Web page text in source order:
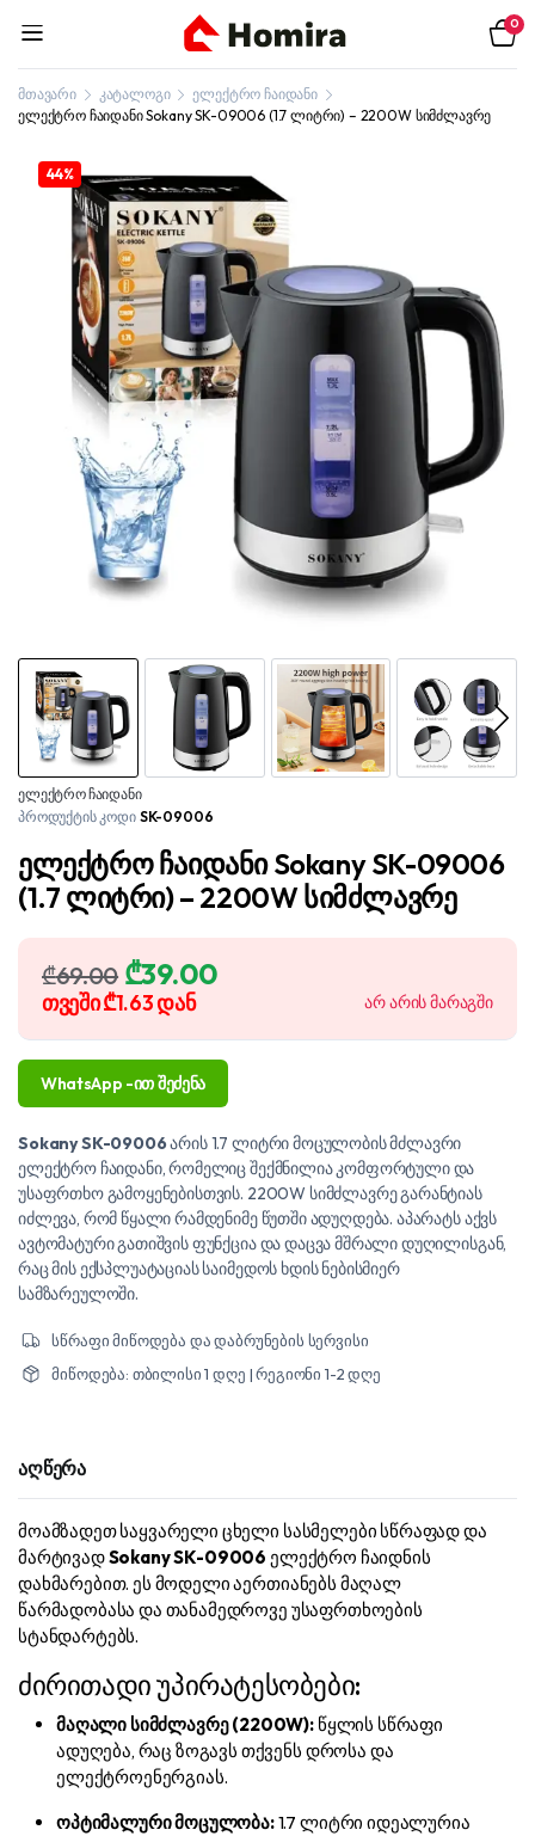
0
მთავარი კატალოგი
ელექტრო ჩაიდანი
ელექტრო ჩაიდანი Sokany SK-09006 (1.7 ლიტრი) – 2200W სიმძლავრე
44%
ელექტრო ჩაიდანი
პროდუქტის კოდი SK-09006
ელექტრო ჩაიდანი Sokany SK-09006
(1.7 ლიტრი) – 2200W სიმძლავრე
₾69.00 Original
price
was:
₾69.00.
₾39.00Current
₾39.00.
თვეში₾1.63დან არ არის მარაგში
WhatsApp -ით შეძენა
Sokany SK-09006არის 1.7 ლიტრი მოცულობის მძლავრი
ელექტრო ჩაიდანი, რომელიც შექმნილია კომფორტული და
უსაფრთხო გამოყენებისთვის. 2200W სიმძლავრე გარანტიას
იძლევა, რომ წყალი რამდენიმე წუთში ადუღდება. აპარატს აქვს
ავტომატური გათიშვის ფუნქცია და დაცვა მშრალი დუღილისგან,
რაც მის ექსპლუატაციას საიმედოს ხდის ნებისმიერ
სამზარეულოში.
სწრაფი მიწოდება და დაბრუნების სერვისი
მიწოდება: თბილისი 1 დღე | რეგიონი 1-2 დღე
აღწერა
მოამზადეთ საყვარელი ცხელი სასმელები სწრაფად და
მარტივადSokany SK-09006 ელექტრო ჩაიდნის
დახმარებით. ეს მოდელი აერთიანებს მაღალ
წარმადობასა და თანამედროვე უსაფრთხოების
სტანდარტებს.
ძირითადი უპირატესობები:
მაღალი სიმძლავრე (2200W): წყლის სწრაფი
ადუღება, რაც ზოგავს თქვენს დროსა და
ელექტროენერგიას.
ოპტიმალური მოცულობა:1.7 ლიტრი იდეალურია